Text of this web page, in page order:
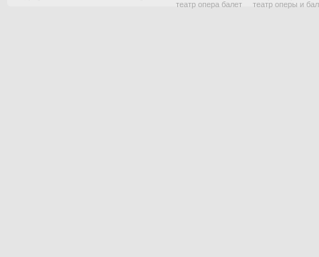
театр опера балет
театр оперы и